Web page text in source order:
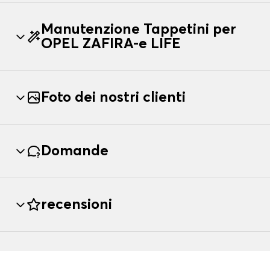
Manutenzione Tappetini per
OPEL ZAFIRA-e LIFE
Foto dei nostri clienti
Domande
recensioni